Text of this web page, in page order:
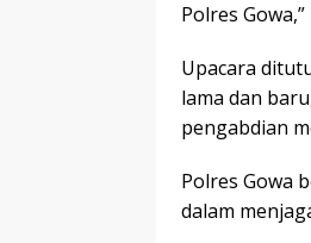
Polres
Upacara
lama dan
pengabdian
Polres Gowa
dalam